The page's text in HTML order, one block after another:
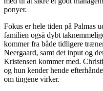
ponyer.
Fokus er hele tiden på Palmas
familien også dybt
kommer fra både tidligere
Neergaard, samt det input og
Kristensen kommer med.
og hun kender hende
om tingene virker.